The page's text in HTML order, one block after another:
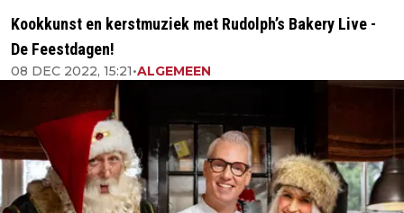
Kookkunst en kerstmuziek met Rudolph’s Bakery Live -
De Feestdagen!
08 DEC 2022, 15:21•ALGEMEEN